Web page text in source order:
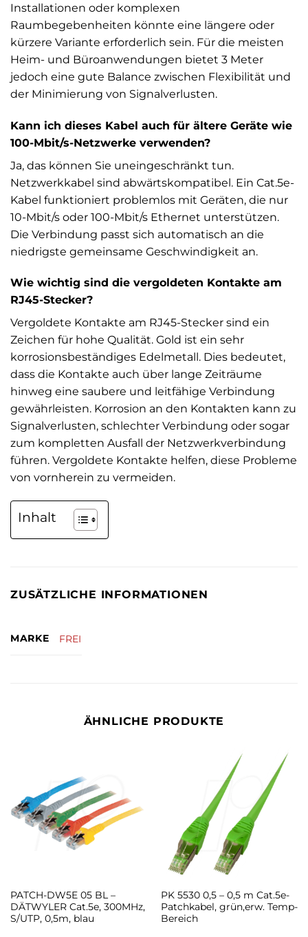
Installationen oder komplexen
Raumbegebenheiten könnte eine längere oder
kürzere Variante erforderlich sein. Für die meisten
Heim- und Büroanwendungen bietet 3 Meter
jedoch eine gute Balance zwischen Flexibilität und
der Minimierung von Signalverlusten.
Kann ich dieses Kabel auch für ältere Geräte wie
100-Mbit/s-Netzwerke verwenden?
Ja, das können Sie uneingeschränkt tun.
Netzwerkkabel sind abwärtskompatibel. Ein Cat.5e-
Kabel funktioniert problemlos mit Geräten, die nur
10-Mbit/s oder 100-Mbit/s Ethernet unterstützen.
Die Verbindung passt sich automatisch an die
niedrigste gemeinsame Geschwindigkeit an.
Wie wichtig sind die vergoldeten Kontakte am
RJ45-Stecker?
Vergoldete Kontakte am RJ45-Stecker sind ein
Zeichen für hohe Qualität. Gold ist ein sehr
korrosionsbeständiges Edelmetall. Dies bedeutet,
dass die Kontakte auch über lange Zeiträume
hinweg eine saubere und leitfähige Verbindung
gewährleisten. Korrosion an den Kontakten kann zu
Signalverlusten, schlechter Verbindung oder sogar
zum kompletten Ausfall der Netzwerkverbindung
führen. Vergoldete Kontakte helfen, diese Probleme
von vornherein zu vermeiden.
Inhalt
ZUSÄTZLICHE INFORMATIONEN
MARKE FREI
ÄHNLICHE PRODUKTE
PATCH-DW5E 05 BL –
DÄTWYLER Cat.5e, 300MHz,
S/UTP, 0,5m, blau
PK 5530 0,5 – 0,5 m Cat.5e-
Patchkabel, grün,erw. Temp-
Bereich